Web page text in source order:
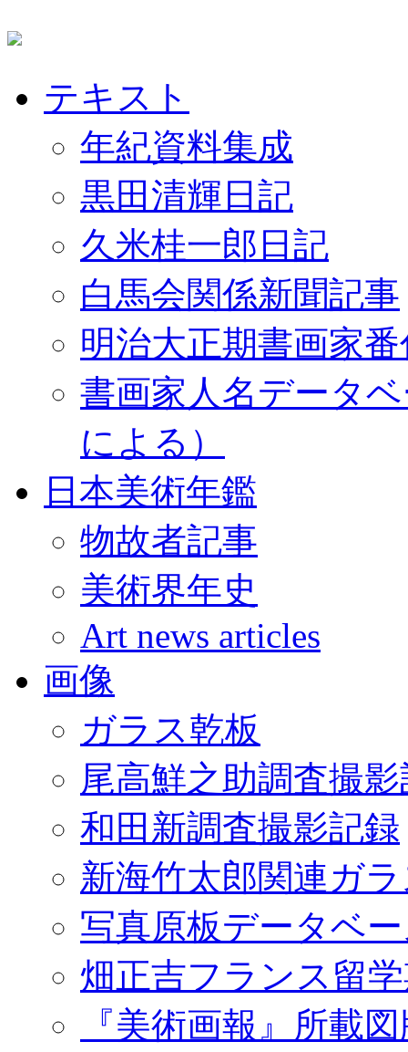
テキスト
年紀資料集成
黒田清輝日記
久米桂一郎日記
白馬会関係新聞記事
明治大正期書画家
書画家人名データ
による）
日本美術年鑑
物故者記事
美術界年史
Art news articles
画像
ガラス乾板
尾高鮮之助調査撮
和田新調査撮影記録
新海竹太郎関連ガ
写真原板データベ
畑正吉フランス留
『美術画報』所載